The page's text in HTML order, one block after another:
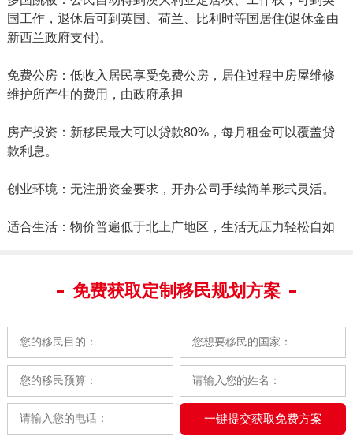
国工作，退休后可到英国、荷兰、比利时等国居住(退休金由
新西兰政府支付)。
免费公房：低收入居民享受免费公房，居住过程中房屋维修
维护所产生的费用，由政府承担
房产投资：新移民最大可以贷款80%，每月租金可以覆盖贷
款利息。
创业环境：无注册资金要求，开办公司手续简单形式灵活。
适合生活：物价普遍低于北上广地区，生活无压力轻松自如
免费获取定制移民规划方案